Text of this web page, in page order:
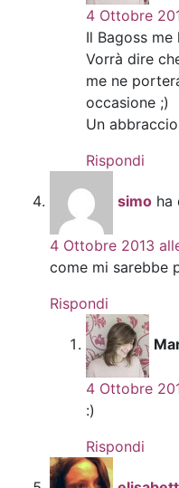
4 Ottobre
Il Bagoss
Vorrà dire
me ne
occasione ;)
Un
Rispondi
simo ha
4 Ottobre 2013
come mi sarebbe
Rispondi
4 Ottobre
:)
Rispondi